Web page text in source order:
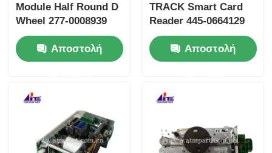
Module Half Round D
Wheel 277-0008939
445-0737509 445-
0592170Αποστολή
TRACK Smart Card
Reader 445-0664129
445-0664130
Αποστολή